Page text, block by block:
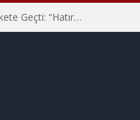
Hiroşima’nın 81. Yılında İtalyan Savaş Karşıtları Harekete Geçti: “Hatırlamak yeterli değil”